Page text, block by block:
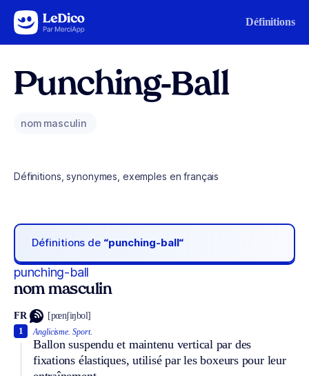
Aller au contenu Définitions
Punching-Ball
nom masculin
Définitions, synonymes, exemples en français
Définitions de “punching-ball“
punching-ball
nom masculin
FR [pœnʃiŋbol]
Anglicisme. Sport.
Ballon suspendu et maintenu vertical par des
fixations élastiques, utilisé par les boxeurs pour leur
1